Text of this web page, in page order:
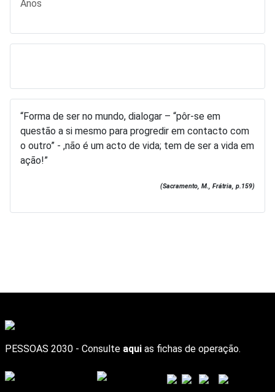
Anos
“Forma de ser no mundo, dialogar – “pôr-se em
questão a si mesmo para progredir em contacto com
o outro” - ,não é um acto de vida; tem de ser a vida em
ação!”
(Sacramento, M., Frátria, p.159)
PESSOAS 2030 - Consulte aqui as fichas de operação.